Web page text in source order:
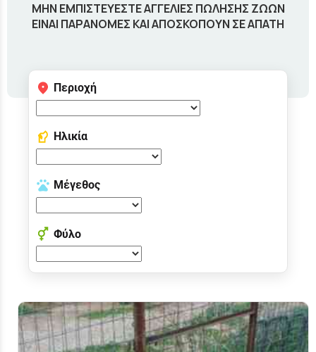
ΜΗΝ ΕΜΠΙΣΤΕΥΕΣΤΕ ΑΓΓΕΛΙΕΣ ΠΩΛΗΣΗΣ ΖΩΩΝ
ΕΙΝΑΙ ΠΑΡΑΝΟΜΕΣ ΚΑΙ ΑΠΟΣΚΟΠΟΥΝ ΣΕ ΑΠΑΤΗ
Περιοχή
Ηλικία
Μέγεθος
Φύλο